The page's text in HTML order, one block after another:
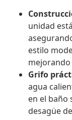
unidad
estilo
mejorando
Grifo
agua
en el baño
desagüe